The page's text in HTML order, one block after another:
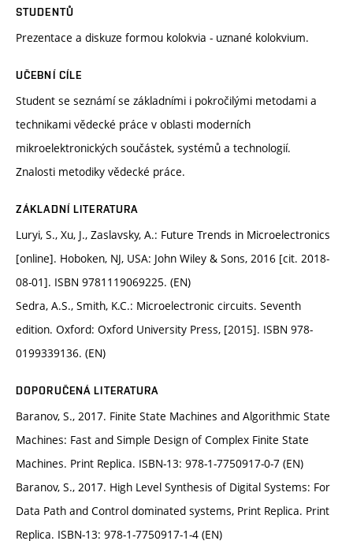
STUDENTŮ
Prezentace a diskuze formou kolokvia - uznané kolokvium.
UČEBNÍ CÍLE
Student se seznámí se základními i pokročilými metodami a
technikami vědecké práce v oblasti moderních
mikroelektronických součástek, systémů a technologií.
Znalosti metodiky vědecké práce.
ZÁKLADNÍ LITERATURA
Luryi, S., Xu, J., Zaslavsky, A.: Future Trends in Microelectronics
[online]. Hoboken, NJ, USA: John Wiley & Sons, 2016 [cit. 2018-
08-01]. ISBN 9781119069225. (EN)
Sedra, A.S., Smith, K.C.: Microelectronic circuits. Seventh
edition. Oxford: Oxford University Press, [2015]. ISBN 978-
0199339136. (EN)
DOPORUČENÁ LITERATURA
Baranov, S., 2017. Finite State Machines and Algorithmic State
Machines: Fast and Simple Design of Complex Finite State
Machines. Print Replica. ISBN-13: 978-1-7750917-0-7 (EN)
Baranov, S., 2017. High Level Synthesis of Digital Systems: For
Data Path and Control dominated systems, Print Replica. Print
Replica. ISBN-13: 978-1-7750917-1-4 (EN)